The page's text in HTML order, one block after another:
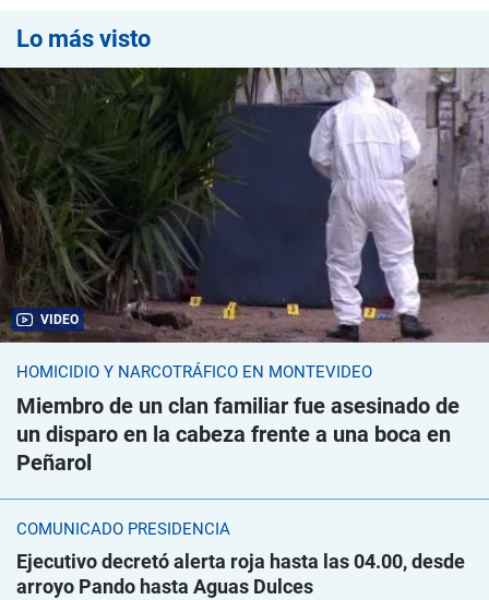
Lo más visto
VIDEO
HOMICIDIO Y NARCOTRÁFICO EN MONTEVIDEO
Miembro de un clan familiar fue asesinado de
un disparo en la cabeza frente a una boca en
Peñarol
COMUNICADO PRESIDENCIA
Ejecutivo decretó alerta roja hasta las 04.00, desde
arroyo Pando hasta Aguas Dulces